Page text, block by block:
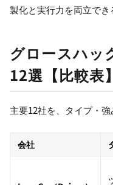
製化と実行力を両立でき
グロースハッ
12選【比較表】
主要12社を、タイプ・強
会社